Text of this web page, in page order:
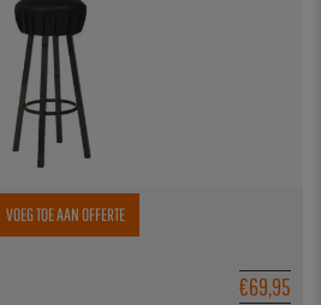
VOEG TOE AAN OFFERTE
€69,95